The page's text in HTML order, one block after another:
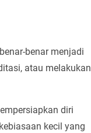
benar menjadi
atau melakukan
diri
kecil yang